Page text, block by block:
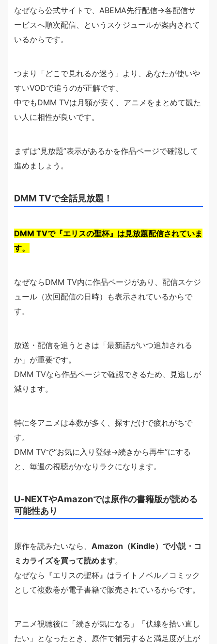
なぜなら公式サイトで、ABEMA先行配信→各配信サ
ービスへ順次配信、というスケジュールが案内されて
いるからです。
つまり「どこで見れるか迷う」より、あなたが使いや
すいVODで追うのが正解です。
中でもDMM TVは月額が安く、アニメをまとめて観た
い人に相性が良いです。
まずは“見放題”表示があるかを作品ページで確認して
進めましょう。
DMM TVで全話見放題！
DMM TVで『エリスの聖杯』は見放題配信されていま
す。
なぜならDMM TV内に作品ページがあり、配信スケジ
ュール（次回配信の日時）も表示されているからで
す。
放送・配信を追うときは「最新話がいつ追加される
か」が重要です。
DMM TVなら作品ページで確認できるため、見逃しが
減ります。
特に冬アニメは本数が多く、探すだけで疲れがちで
す。
DMM TVで“お気に入り登録→続きから再生”にする
と、毎週の視聴がかなりラクになります。
U-NEXTやAmazonでは原作の書籍版が読める
可能性あり
原作を読みたいなら、 Amazon（Kindle）で小説・コ
ミカライズを買って読めます。
なぜなら『エリスの聖杯』はライトノベル／コミック
として複数巻が電子書籍で販売されているからです。
アニメ視聴後に「続きが気になる」「伏線を拾い直し
たい」となったとき、原作で補完すると満足度が上が